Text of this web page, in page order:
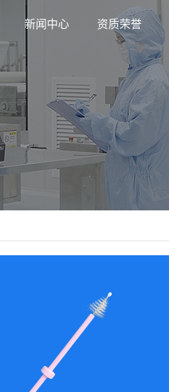
新闻中心 资质荣誉